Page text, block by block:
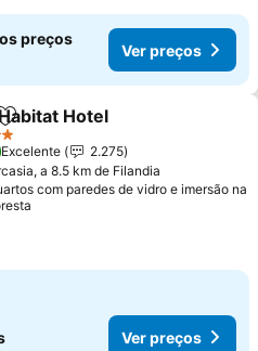
preços
Ver preços
Adicionar aos favoritos
Hotel
Excelente
2.275
a 8.5 km de Filandia
com paredes de vidro e imersão na
Ver preços